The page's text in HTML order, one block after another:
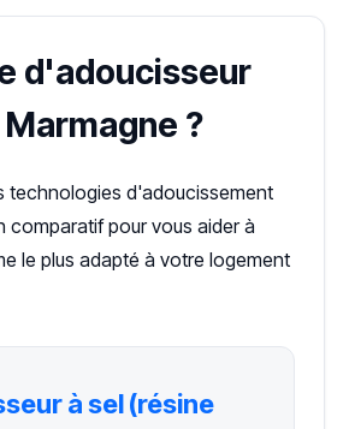
d'adoucisseur
?
technologies d'adoucissement
comparatif pour vous aider à
le plus adapté à votre logement
à sel (résine